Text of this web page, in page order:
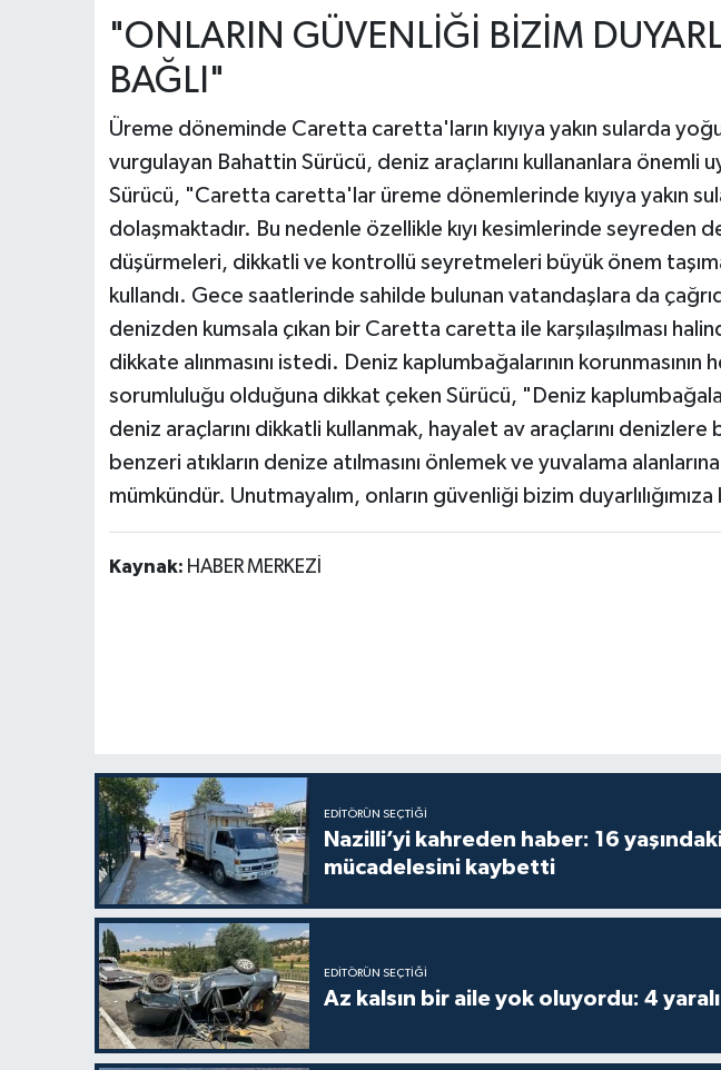
"ONLARIN GÜVENLİĞİ BİZİM
BAĞLI"
Üreme döneminde Caretta caretta'ların kıyıya yakın sularda
vurgulayan Bahattin Sürücü, deniz araçlarını kullananlara önemli
Sürücü, "Caretta caretta'lar üreme dönemlerinde kıyıya yakın
dolaşmaktadır. Bu nedenle özellikle kıyı kesimlerinde seyreden
düşürmeleri, dikkatli ve kontrollü seyretmeleri büyük önem
kullandı. Gece saatlerinde sahilde bulunan vatandaşlara da
denizden kumsala çıkan bir Caretta caretta ile karşılaşılması
dikkate alınmasını istedi. Deniz kaplumbağalarının korunmasının
sorumluluğu olduğuna dikkat çeken Sürücü, "Deniz
deniz araçlarını dikkatli kullanmak, hayalet av araçlarını denizlere
benzeri atıkların denize atılmasını önlemek ve yuvalama
mümkündür. Unutmayalım, onların güvenliği bizim
Kaynak: HABER MERKEZİ
EDITÖRÜN SEÇTIĞI
Nazilli’yi kahreden haber: 16
mücadelesini kaybetti
EDITÖRÜN SEÇTIĞI
Az kalsın bir aile yok oluyordu: 4 yaralı